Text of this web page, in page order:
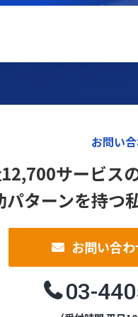
お問い
サービス
パターンを持つ
お問い合
03-